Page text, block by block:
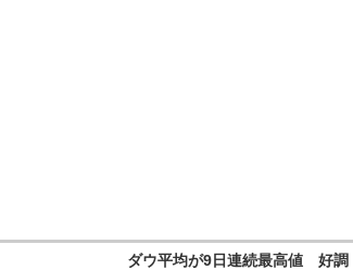
ダウ平均が9日連続最高値 好調